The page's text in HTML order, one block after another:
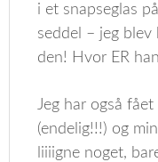
i et snapseglas
seddel – jeg blev
den! Hvor ER
Jeg har også
(endelig!!!) og
liiiigne noget,